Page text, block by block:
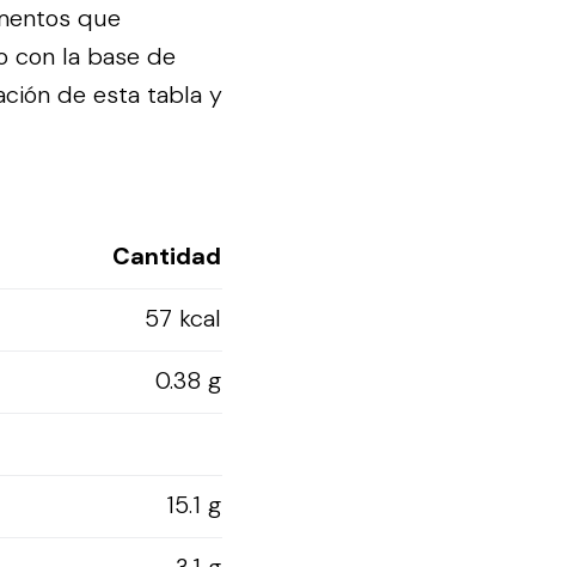
que
con la base de
de esta tabla y
Cantidad
57 kcal
0.38 g
15.1 g